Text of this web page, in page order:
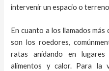
intervenir un espacio o
En cuanto a los llamados más
son los roedores,
ratas anidando en
alimentos y calor. Para la